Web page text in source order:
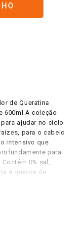
de Queratina
600ml A coleção
ajudar no ciclo
para o cabelo
intensivo que
para
0% sal,
à quebra de
máscara
Hidrata